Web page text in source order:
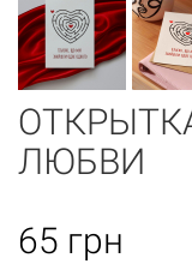
ЛЮБВИ
65 грн